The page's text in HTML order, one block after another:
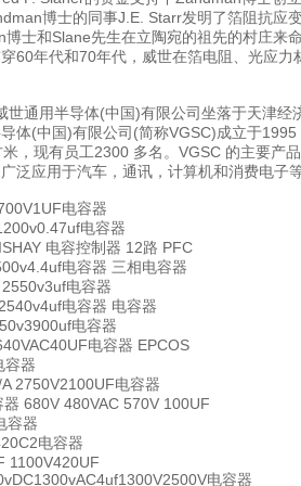
博士的同事J.E. Starr发明了箔阻抗应
士和Slane先生在立陶宛的祖先的村庄来
60年代和70年代，威世在箔电阻、光应
世通用半导体(中国)有限公司坐落于天津
体(中国)有限公司(简称VGSC)成立于
，现有员工2300 多名。VGSC 的主要产
泛应用于汽车，通讯，计算机和消费电子等
电容器
电容器
电容控制器 12路 PFC
电容器 三相电容器
电容器
电容器 电容器
电容器
电容器 EPCOS
容器
2750V2100UF电容器
680V 480VAC 570V 100UF
容器
电容器
1100V420UF
电容器